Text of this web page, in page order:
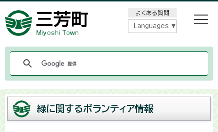
よくある質問
Languages
緑に関するボランティア情報